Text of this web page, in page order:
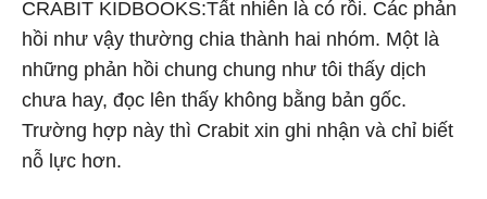
CRABIT KIDBOOKS:Tất nhiên là có rồi. Các phản
hồi như vậy thường chia thành hai nhóm. Một là
những phản hồi chung chung như tôi thấy dịch
chưa hay, đọc lên thấy không bằng bản gốc.
Trường hợp này thì Crabit xin ghi nhận và chỉ biết
nỗ lực hơn.